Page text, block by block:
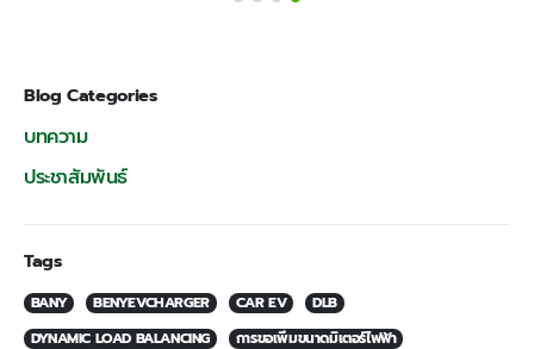
Blog Categories
บทความ
ประชาสัมพันธ์
Tags
BANY BENYEVCHARGER CAR EV
DLB
DYNAMIC LOAD BALANCING
การขอเพิ่มขนาดมิเตอร์ไฟฟ้า